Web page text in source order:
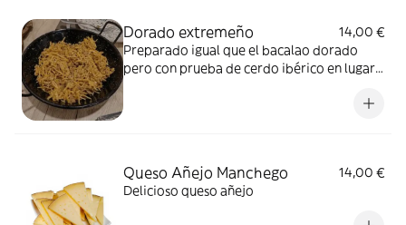
Dorado extremeño
14,00 €
Preparado igual que el bacalao dorado
pero con prueba de cerdo ibérico en lugar
Queso Añejo Manchego
14,00 €
Delicioso queso añejo